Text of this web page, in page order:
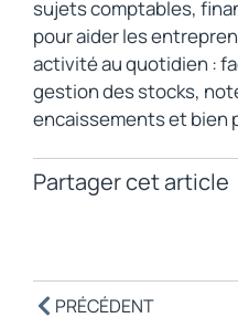
sujets comptables,
pour aider les
activité au quotidien :
gestion des stocks,
encaissements et bien
Partager cet article
PRÉCÉDENT